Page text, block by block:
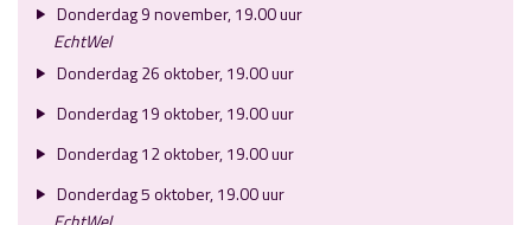
Donderdag 9 november, 19.00 uur
EchtWel
Donderdag 26 oktober, 19.00 uur
Donderdag 19 oktober, 19.00 uur
Donderdag 12 oktober, 19.00 uur
Donderdag 5 oktober, 19.00 uur